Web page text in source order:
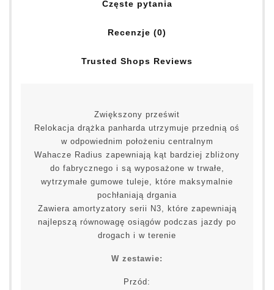
Częste pytania
Recenzje (0)
Trusted Shops Reviews
Zwiększony prześwit
Relokacja drążka panharda utrzymuje przednią oś
w odpowiednim położeniu centralnym
Wahacze Radius zapewniają kąt bardziej zbliżony
do fabrycznego i są wyposażone w trwałe,
wytrzymałe gumowe tuleje, które maksymalnie
pochłaniają drgania
Zawiera amortyzatory serii N3, które zapewniają
najlepszą równowagę osiągów podczas jazdy po
drogach i w terenie
W zestawie:
Przód: